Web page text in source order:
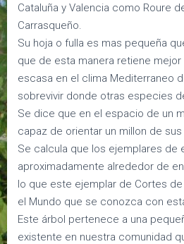
Cataluña y Valencia como Roure
Carrasqueño.
Su hoja o fulla es mas pequeña
que de esta manera retiene mejor
escasa en el clima Mediterraneo
sobrevivir donde otras especies
Se dice que en el espacio de un
capaz de orientar un millon de
Se calcula que los ejemplares de
aproximadamente alrededor de
lo que este ejemplar de Cortes
el Mundo que se conozca con
Este árbol pertenece a una
existente en nuestra comunidad